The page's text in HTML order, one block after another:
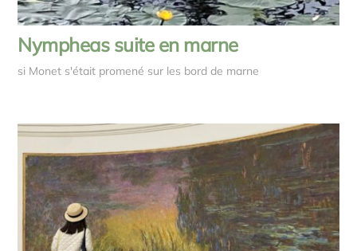
Nympheas suite en marne
si Monet s'était promené sur les bord de marne